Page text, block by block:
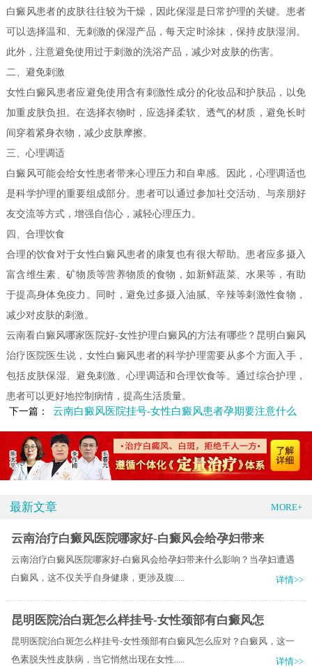
白癜风患者的皮肤往往较为干燥，因此保湿是日常护理的关键。患者
可以选择温和、无刺激的保湿产品，每天定时涂抹，保持皮肤湿润。
此外，注意避免使用过于刺激的洗浴产品，减少对皮肤的伤害。
二、避免刺激
女性白癜风患者应避免使用含有刺激性成分的化妆品和护肤品，以免
加重皮肤负担。在选择衣物时，应选择柔软、透气的材质，避免长时
间穿着紧身衣物，减少皮肤摩擦。
三、心理调适
白癜风可能会给女性患者带来心理压力和自卑感。因此，心理调适也
是科学护理的重要组成部分。患者可以通过参加社交活动、与亲朋好
友交流等方式，增强自信心，减轻心理压力。
四、合理饮食
合理的饮食对于女性白癜风患者的康复也有很大帮助。患者应多摄入
富含维生素、矿物质等营养物质的食物，如新鲜蔬菜、水果等，有助
于提高身体免疫力。同时，避免过多摄入油腻、辛辣等刺激性食物，
减少对皮肤的刺激。
云南看白癜风哪家医院好-女性护理白癜风的方法有哪些？昆明白癜风
治疗医院医生说，女性白癜风患者的科学护理需要从多个方面入手，
包括皮肤保湿、避免刺激、心理调适和合理饮食等。通过综合护理，
患者可以更好地控制病情，提高生活质量。
下一篇：
云南白癜风医院挂号-女性白癜风患者孕期要注意什么
最新文章 MORE+
云南治疗白癜风医院哪家好-白癜风会给孕妇带来
云南治疗白癜风医院哪家好-白癜风会给孕妇带来什么影响？当孕妇遭遇
白癜风，这不仅关乎自身健康，更涉及腹.....
详情>>
昆明医院治白斑怎么样挂号-女性颈部有白癜风怎
昆明医院治白斑怎么样挂号-女性颈部有白癜风怎么应对？白癜风，这一
色素脱失性皮肤病，当它悄然出现在女性.....
详情>>